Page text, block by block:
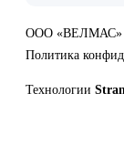
ООО «ВЕЛМАС»
Политика
Технологии